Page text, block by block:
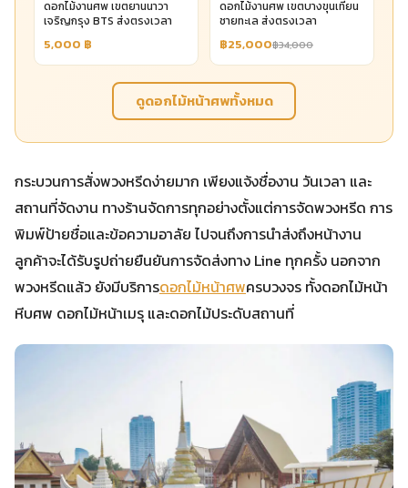
ดอกไม้งานศพ เขตยานนาวา
เจริญกรุง BTS ส่งตรงเวลา
5,000 ฿
ดอกไม้งานศพ เขตบางขุนเทียน
ชายทะเล ส่งตรงเวลา
฿25,000฿34,000
ดูดอกไม้หน้าศพทั้งหมด
กระบวนการสั่งพวงหรีดง่ายมาก เพียงแจ้งชื่องาน วันเวลา และ
สถานที่จัดงาน ทางร้านจัดการทุกอย่างตั้งแต่การจัดพวงหรีด การ
พิมพ์ป้ายชื่อและข้อความอาลัย ไปจนถึงการนำส่งถึงหน้างาน
ลูกค้าจะได้รับรูปถ่ายยืนยันการจัดส่งทาง Line ทุกครั้ง นอกจาก
พวงหรีดแล้ว ยังมีบริการดอกไม้หน้าศพครบวงจร ทั้งดอกไม้หน้า
หีบศพ ดอกไม้หน้าเมรุ และดอกไม้ประดับสถานที่